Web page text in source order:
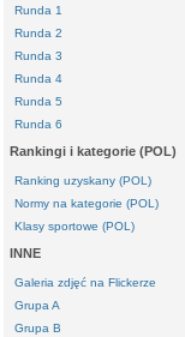
Runda 1
Runda 2
Runda 3
Runda 4
Runda 5
Runda 6
Rankingi i kategorie (POL)
Ranking uzyskany (POL)
Normy na kategorie (POL)
Klasy sportowe (POL)
INNE
Galeria zdjęć na Flickerze
Grupa A
Grupa B